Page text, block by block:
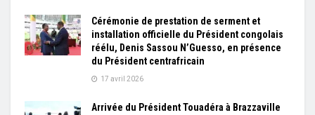
Cérémonie de prestation de serment et
installation officielle du Président congolais
réélu, Denis Sassou N’Guesso, en présence
du Président centrafricain
17 avril 2026
Arrivée du Président Touadéra à Brazzaville